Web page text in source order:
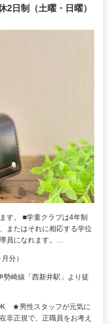
日制（土曜・日曜）
す。 ■学童クラブは4年制
またはそれに相応する学位
員になれます。…
分）
崎線「西新井駅」より徒
★男性スタッフが元気に
非正規で、正職員をお考え